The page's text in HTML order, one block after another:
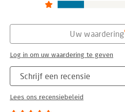
Schrijf een recensie
Lees ons recensiebeleid
Uw waardering
Log in om uw waardering te geven